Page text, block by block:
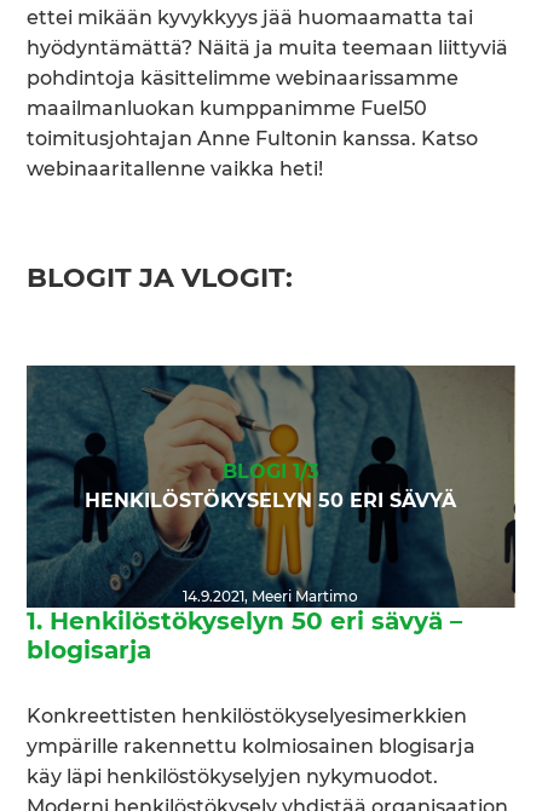
ettei mikään kyvykkyys jää huomaamatta tai
hyödyntämättä? Näitä ja muita teemaan liittyviä
pohdintoja käsittelimme webinaarissamme
maailmanluokan kumppanimme Fuel50
toimitusjohtajan Anne Fultonin kanssa. Katso
webinaaritallenne vaikka heti!
BLOGIT JA VLOGIT:
BLOGI 1/3
HENKILÖSTÖKYSELYN 50 ERI SÄVYÄ
14.9.2021, Meeri Martimo
1. Henkilöstökyselyn 50 eri sävyä –
blogisarja
Konkreettisten henkilöstökyselyesimerkkien
ympärille rakennettu kolmiosainen blogisarja
käy läpi henkilöstökyselyjen nykymuodot.